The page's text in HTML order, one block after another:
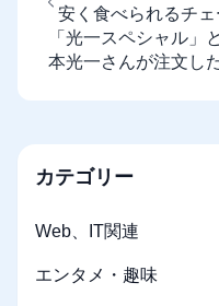
安く食べられるチ
「光一スペシャル」
本光一さんが注文し
カテゴリー
Web、IT関連
エンタメ・趣味